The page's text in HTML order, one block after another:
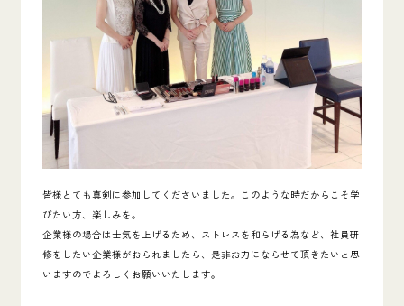
皆様とても真剣に参加してくださいました。 このような時だからこそ学
びたい方、楽しみを。
企業様の場合は士気を上げるため、ストレスを和らげる為など、社員研
修をしたい企業様がおられましたら、是非お力にならせて頂きたいと思
いますのでよろしくお願いいたします。